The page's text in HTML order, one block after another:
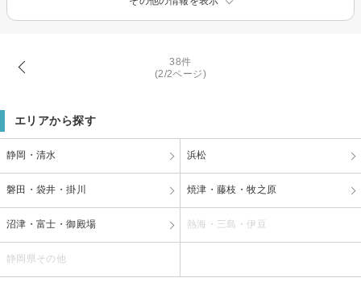
38件
(2/2ページ)
エリアから探す
静岡・清水 浜松
磐田・袋井・掛川 焼津・藤枝・牧之原
沼津・富士・御殿場 熱海・三島・伊豆
静岡県その他